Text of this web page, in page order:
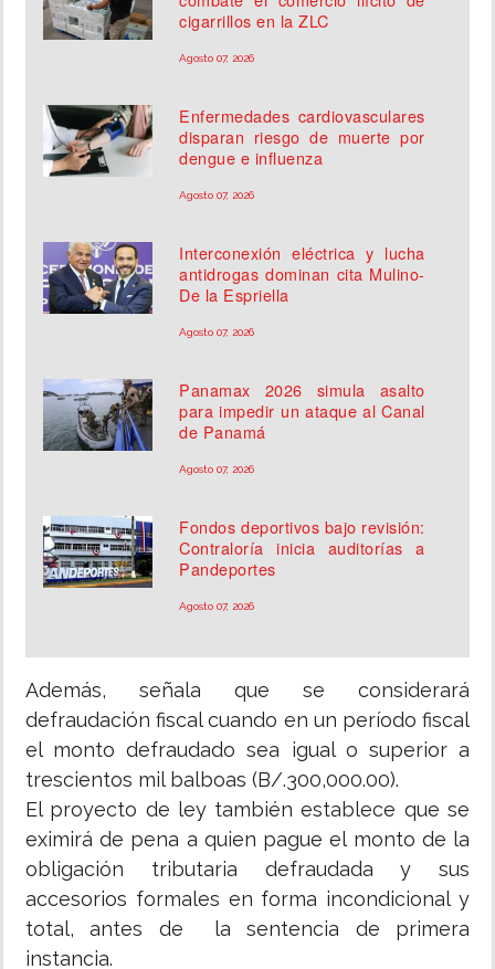
cigarrillos en la ZLC
Agosto 07, 2026
Enfermedades cardiovasculares
disparan riesgo de muerte por
dengue e influenza
Agosto 07, 2026
Interconexión eléctrica y lucha
antidrogas dominan cita Mulino-
De la Espriella
Agosto 07, 2026
Panamax 2026 simula asalto
para impedir un ataque al Canal
de Panamá
Agosto 07, 2026
Fondos deportivos bajo revisión:
Contraloría inicia auditorías a
Pandeportes
Agosto 07, 2026
Además, señala que se considerará
defraudación fiscal cuando en un período fiscal
el monto defraudado sea igual o superior a
trescientos mil balboas (B/.300,000.00).
El proyecto de ley también establece que se
eximirá de pena a quien pague el monto de la
obligación tributaria defraudada y sus
accesorios formales en forma incondicional y
total, antes de la sentencia de primera
instancia.